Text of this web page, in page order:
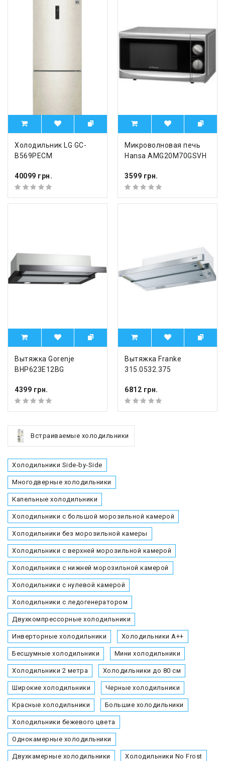
Холодильник LG GC-
B569PECM
40099 грн.
Микроволновая печь
Hansa AMG20M70GSVH
3599 грн.
Вытяжка Gorenje
BHP623E12BG
4399 грн.
Вытяжка Franke
315.0532.375
6812 грн.
Встраиваемые холодильники
Холодильники Side-by-Side
Многодверные холодильники
Капельные холодильники
Холодильники с большой морозильной камерой
Холодильники без морозильной камеры
Холодильники с верхней морозильной камерой
Холодильники с нижней морозильной камерой
Холодильники с нулевой камерой
Холодильники с ледогенератором
Двухкомпрессорные холодильники
Инверторные холодильники Холодильники А++
Бесшумные холодильники Мини холодильники
Холодильники 2 метра Холодильники до 80 см
Широкие холодильники Черные холодильники
Красные холодильники Большие холодильники
Холодильники бежевого цвета
Однокамерные холодильники
Двухкамерные холодильники Холодильники No Frost